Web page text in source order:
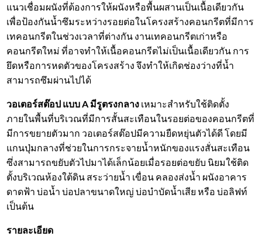
แนวเชื่อมผนังที่ต้องการให้ผนังหรือพื้นผสานเป็นเนื้อเดียวกัน
เพื่อป้องกันน้ำซึมระหว่างรอยต่อในโครงสร้างคอนกรีตที่มีการ
เทคอนกรีตในช่วงเวลาที่ต่างกัน งานเทคอนกรีตเก่าหรือ
คอนกรีตใหม่ ที่อาจทำให้เนื้อคอนกรีตไม่เป็นเนื้อเดียวกัน การ
ยึดหรือการหดตัวของโครงสร้าง จึงทำให้เกิดช่องว่างที่น้ำ
สามารถซึมผ่านไปได้
วอเตอร์สต๊อป แบบ A มีรูตรงกลาง เหมาะสำหรับใช้ติดตั้ง
ภายในพื้นที่บริเวณที่มีการสั้นสะเทือนในรอยต่อของคอนกรีตที่
มีการขยายตัวมาก วอเตอร์สต๊อปมีความยืดหยุ่นตัวได้ดี โดยมี
แกนปุ่มกลางที่ช่วยในการกระจายน้ำหนักของแรงสั่นสะเทือน
ซึ่งสามารถขยับตัวไปมาได้เล็กน้อยเมื่อรอยต่อขยับ นิยมใช้ติด
ตั้งบริเวณห้องใต้ดิน สระว่ายน้ำ เขื่อน คลองส่งน้ำ ผนังอาคาร
ดาดฟ้า บ่อน้ำ บ่อปลาขนาดใหญ่ บ่อบำบัดน้ำเสีย หรือ บ่อลิฟท์
เป็นต้น
รายละเอียด